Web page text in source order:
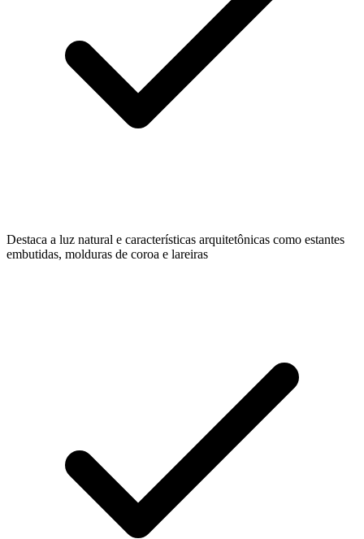
Destaca a luz natural e características arquitetônicas como estantes
embutidas, molduras de coroa e lareiras